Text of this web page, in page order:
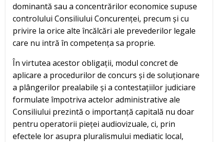
dominantă sau a concentrărilor economice supuse
controlului Consiliului Concurenței, precum și cu
privire la orice alte încălcări ale prevederilor legale
care nu intră în competența sa proprie.
În virtutea acestor obligații, modul concret de
aplicare a procedurilor de concurs și de soluționare
a plângerilor prealabile și a contestațiilor judiciare
formulate împotriva actelor administrative ale
Consiliului prezintă o importanță capitală nu doar
pentru operatorii pieței audiovizuale, ci, prin
efectele lor asupra pluralismului mediatic local,